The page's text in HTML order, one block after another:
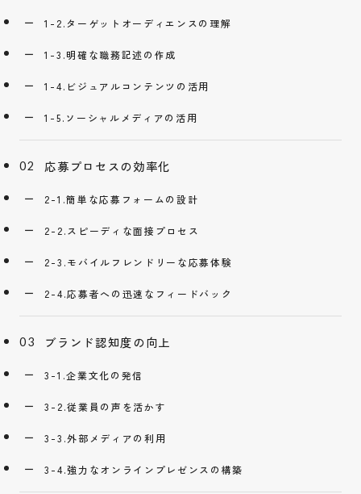
1-2.ターゲットオーディエンスの理解
1-3.明確な職務記述の作成
1-4.ビジュアルコンテンツの活用
1-5.ソーシャルメディアの活用
応募プロセスの効率化
2-1.簡単な応募フォームの設計
2-2.スピーディな面接プロセス
2-3.モバイルフレンドリーな応募体験
2-4.応募者への迅速なフィードバック
ブランド認知度の向上
3-1.企業文化の発信
3-2.従業員の声を活かす
3-3.外部メディアの利用
3-4.強力なオンラインプレゼンスの構築